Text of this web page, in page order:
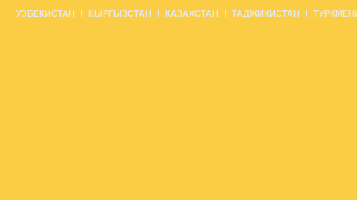
УЗБЕКИСТАН КЫРГЫЗСТАН КАЗАХСТАН ТАДЖИКИСТАН